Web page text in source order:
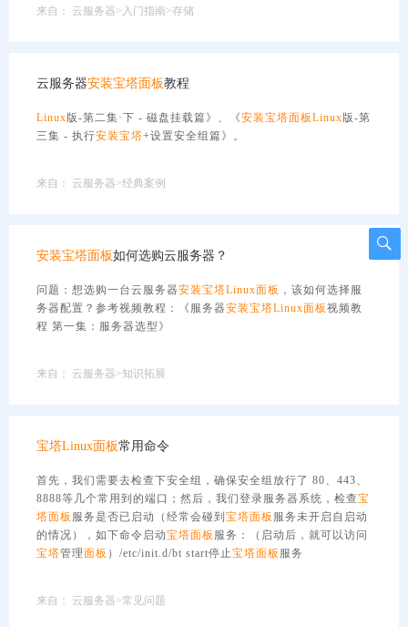
来自： 云服务器>入门指南>存储
云服务器安装宝塔面板教程
Linux 版-第二集·下 - 磁盘挂载篇》、《安装宝塔面板Linux 版-第
三集 - 执行安装宝塔+设置安全组篇》。
来自： 云服务器>经典案例
安装宝塔面板如何选购云服务器？
问题：想选购一台云服务器安装宝塔Linux面板 ，该如何选择服
务器配置？参考视频教程：《服务器安装宝塔Linux面板视频教
程 第一集：服务器选型》
来自： 云服务器>知识拓展
宝塔Linux面板常用命令
首先，我们需要去检查下安全组，确保安全组放行了 80、443、
8888等几个常用到的端口；然后，我们登录服务器系统，检查宝
塔面板 服务是否已启动（经常会碰到 宝塔面板 服务未开启自启动
的情况），如下命令启动宝塔面板 服务：（启动后，就可以访问
宝塔管理面板 ）/etc/init.d/bt start停止宝塔面板 服务
来自： 云服务器>常见问题